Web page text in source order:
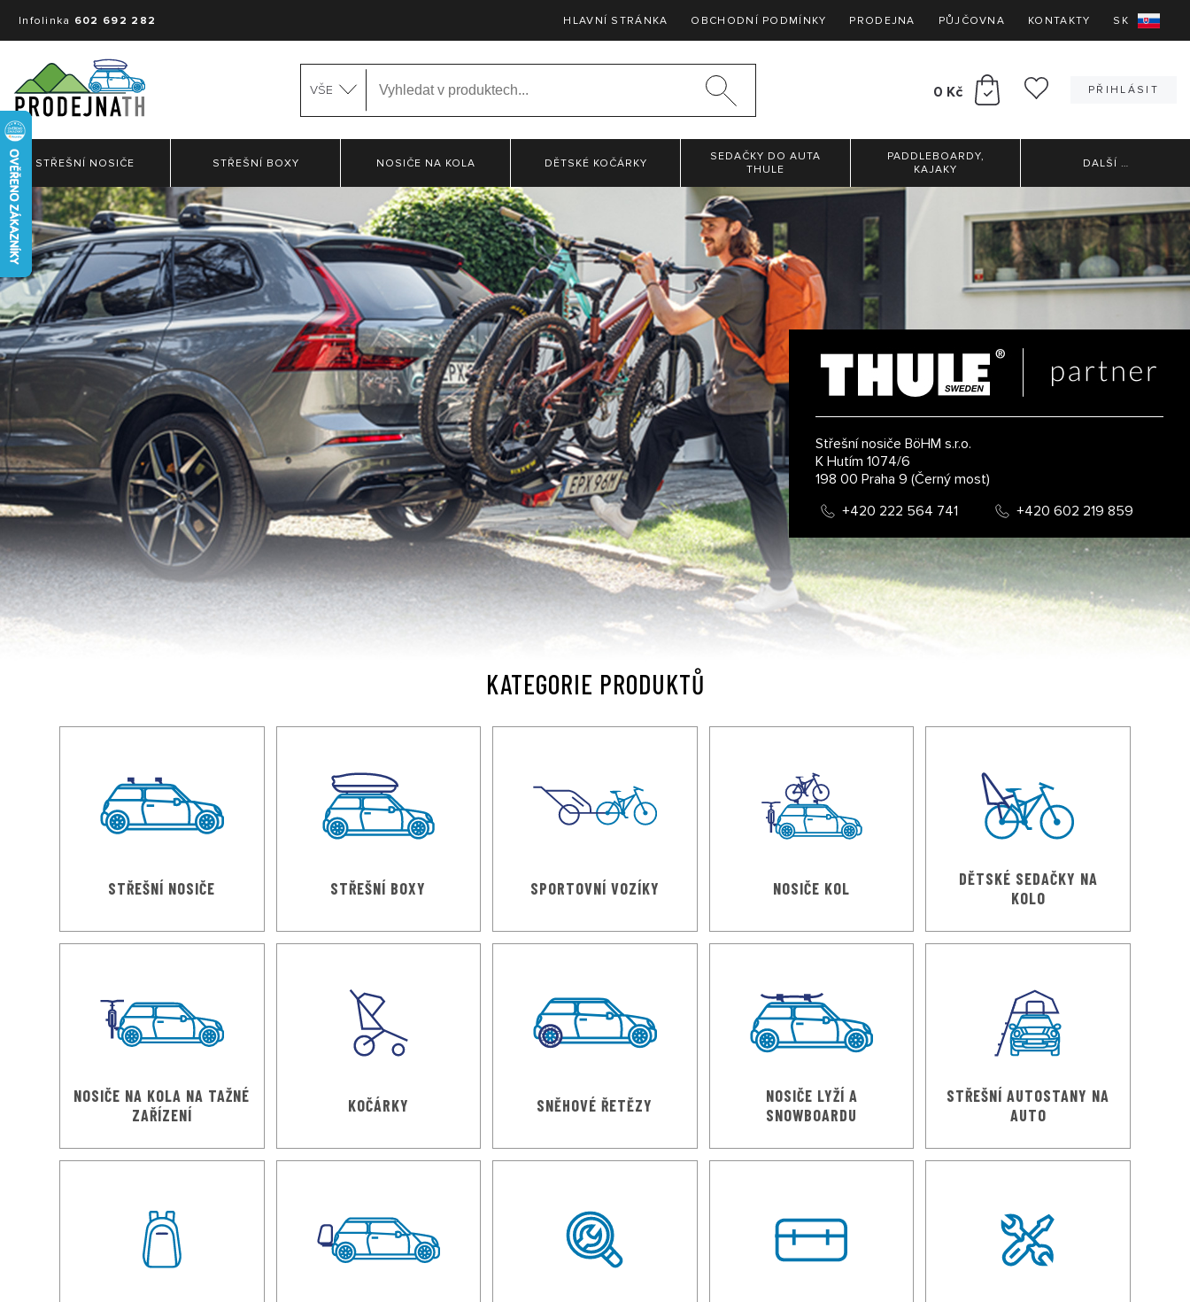
Infolinka 602 692 282 HLAVNÍ STRÁNKA OBCHODNÍ PODMÍNKY PRODEJNA PŮJČOVNA KONTAKTY SK
VŠE 0 Kč PŘIHLÁSIT
STŘEŠNÍ NOSIČE STŘEŠNÍ BOXY NOSIČE NA KOLA DĚTSKÉ KOČÁRKY
SEDAČKY DO AUTA
THULE
PADDLEBOARDY,
KAJAKY
DALŠÍ …
Střešní nosiče BöHM s.r.o.
K Hutím 1074/6
198 00 Praha 9 (Černý most)
+420 222 564 741
+420 602 219 859
KATEGORIE PRODUKTŮ
STŘEŠNÍ NOSIČE STŘEŠNÍ BOXY SPORTOVNÍ VOZÍKY NOSIČE KOL
DĚTSKÉ SEDAČKY NA
KOLO
NOSIČE NA KOLA NA TAŽNÉ
ZAŘÍZENÍ
KOČÁRKY SNĚHOVÉ ŘETĚZY
NOSIČE LYŽÍ A
SNOWBOARDU
STŘEŠNÍ AUTOSTANY NA
AUTO